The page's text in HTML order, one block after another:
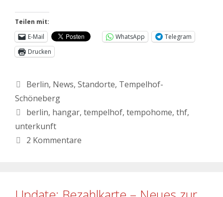
Teilen mit:
E-Mail
WhatsApp
Telegram
Drucken
Berlin, News, Standorte, Tempelhof-
Schöneberg
berlin, hangar, tempelhof, tempohome, thf,
unterkunft
2 Kommentare